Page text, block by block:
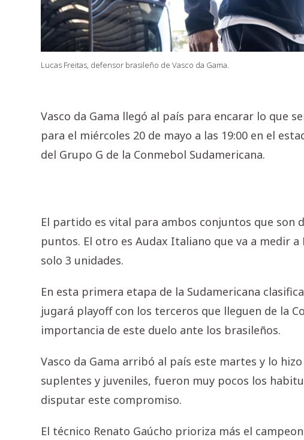
Lucas Freitas, defensor brasileño de Vasco da Gama.
Vasco da Gama llegó al país para encarar lo que
para el miércoles 20 de mayo a las 19:00 en el
del Grupo G de la Conmebol Sudamericana.
El partido es vital para ambos conjuntos que son
puntos. El otro es Audax Italiano que va a medir
solo 3 unidades.
En esta primera etapa de la Sudamericana
jugará playoff con los terceros que lleguen de la
importancia de este duelo ante los brasileños.
Vasco da Gama arribó al país este martes y lo
suplentes y juveniles, fueron muy pocos los
disputar este compromiso.
El técnico Renato Gaúcho prioriza más el